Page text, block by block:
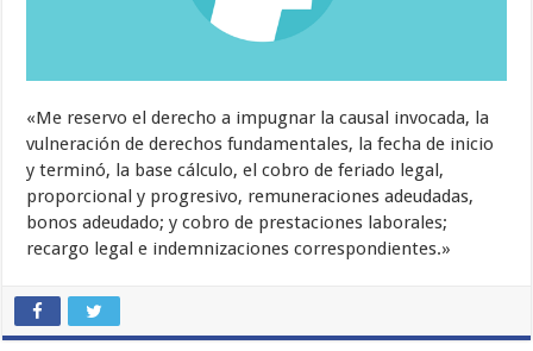
«Me reservo el derecho a impugnar la causal invocada, la
vulneración de derechos fundamentales, la fecha de inicio
y terminó, la base cálculo, el cobro de feriado legal,
proporcional y progresivo, remuneraciones adeudadas,
bonos adeudado; y cobro de prestaciones laborales;
recargo legal e indemnizaciones correspondientes.»